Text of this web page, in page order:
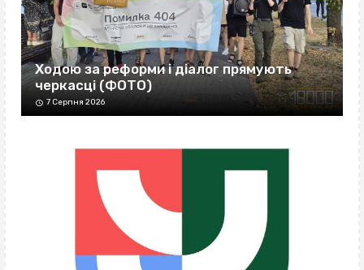
Ходою за реформи і діалог прямують
черкасці (ФОТО)
7 Серпня 2026